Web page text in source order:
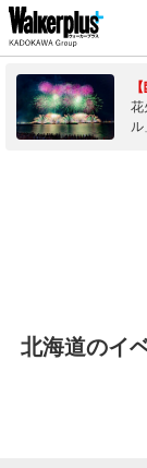
花
ル
北海道のイ